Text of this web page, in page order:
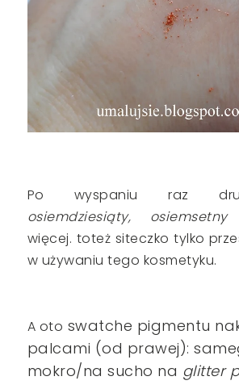
Po wyspaniu raz
osiemdziesiąty, osiemsetny
więcej. toteż siteczko tylko
w używaniu tego kosmetyku.
A oto swatche pigmentu
palcami (od prawej):
mokro/na sucho na glitter